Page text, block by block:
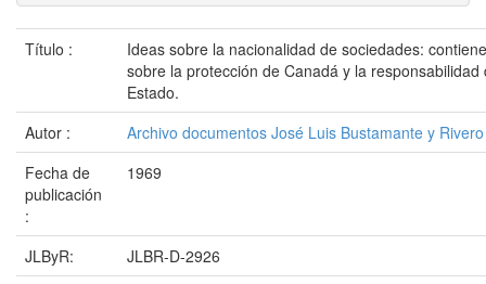
Título :
Ideas sobre la nacionalidad de sociedades:
sobre la protección de Canadá y la responsabilidad
Estado.
Autor :
Archivo documentos José Luis Bustamante y Rivero
Fecha de
publicación
:
1969
JLByR:
JLBR-D-2926